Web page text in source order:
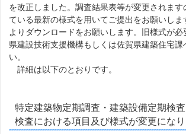
を改正しました。調査結果表等が変更されます
ている最新の様式を用いてご提出をお願いし
よりダウンロードをお願いします。旧様式が必
県建設技術支援機構もしくは佐賀県建築住宅課
い。
詳細は以下のとおりです。
特定建築物定期調査・建築設備定期検
検査における項目及び様式が変更になり